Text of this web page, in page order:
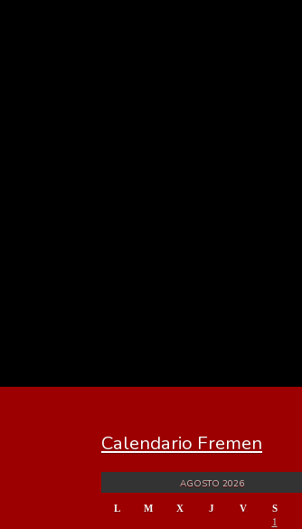
Calendario Fremen
AGOSTO 2026
L M X J V S
1